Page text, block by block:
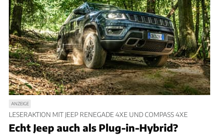
ANZEIGE
LESERAKTION MIT JEEP RENEGADE 4XE UND COMPASS 4XE
Echt Jeep auch als Plug-in-Hybrid?